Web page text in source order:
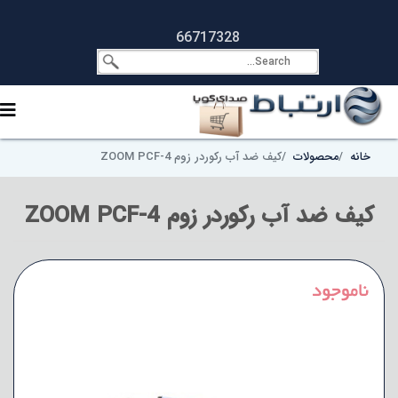
66717328
خانه محصولات کیف ضد آب رکوردر زوم ZOOM PCF-4
کیف ضد آب رکوردر زوم ZOOM PCF-4